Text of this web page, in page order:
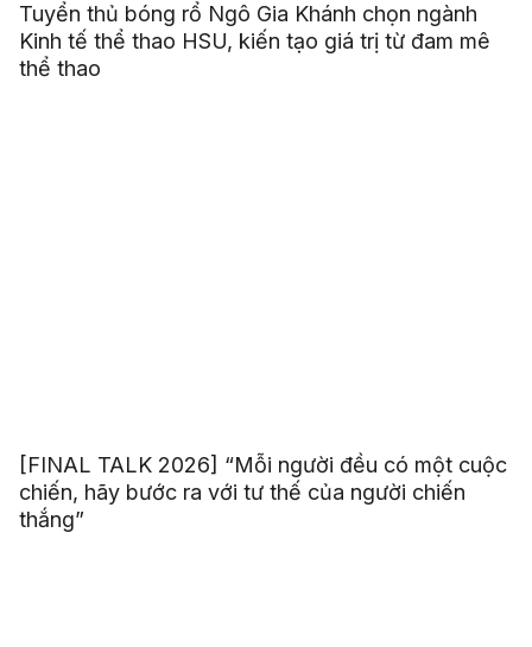
Tuyển thủ bóng rổ Ngô Gia Khánh chọn ngành
Kinh tế thể thao HSU, kiến tạo giá trị từ đam mê
thể thao
[FINAL TALK 2026] “Mỗi người đều có một cuộc
chiến, hãy bước ra với tư thế của người chiến
thắng”